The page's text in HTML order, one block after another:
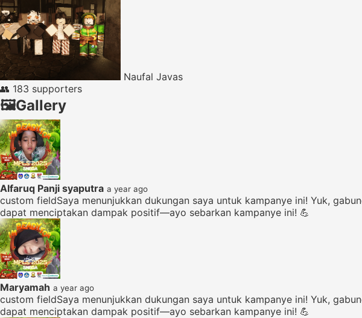
Naufal Javas
👥 183 supporters
🖼️Gallery
Alfaruq Panji syaputra a year ago
custom fieldSaya menunjukkan dukungan saya untuk kampanye ini! Yuk,
dapat menciptakan dampak positif—ayo sebarkan kampanye ini! 💪
Maryamah a year ago
custom fieldSaya menunjukkan dukungan saya untuk kampanye ini! Yuk,
dapat menciptakan dampak positif—ayo sebarkan kampanye ini! 💪